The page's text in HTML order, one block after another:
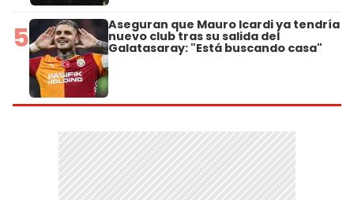
5 Aseguran que Mauro Icardi ya tendría
nuevo club tras su salida del
Galatasaray: "Está buscando casa"